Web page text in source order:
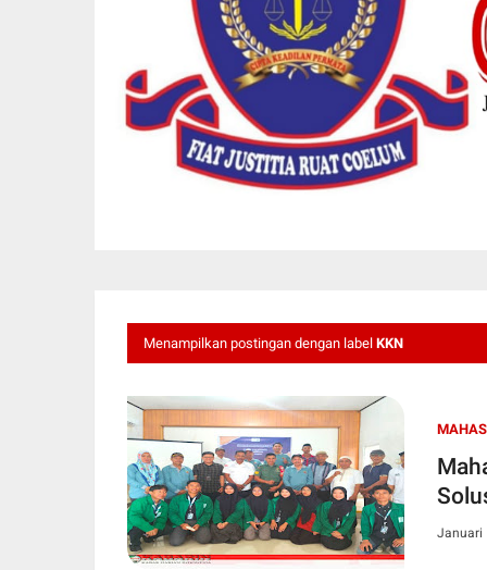
Menampilkan postingan dengan label KKN
Januari